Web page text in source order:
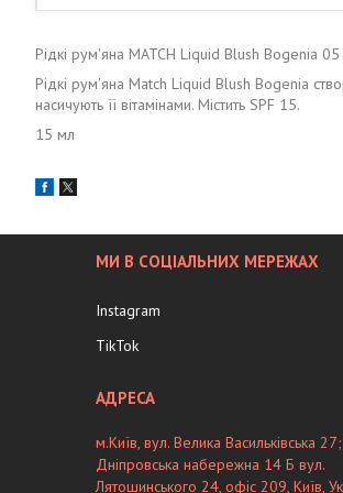
Рідкі рум'яна MATCH Liquid Blush Bogenia 05
Рідкі рум'яна Match Liquid Blush Bogenia
насичують її вітамінами. Містить SPF 15.
15 мл
МИ В СОЦІАЛЬНИХ МЕРЕЖАХ
Instagram
TikTok
м.Київ, вул. Велика Васильківська
Дніпровська набережна 14 Б вул.
Лятошинського 24, офіс 209, Київ,